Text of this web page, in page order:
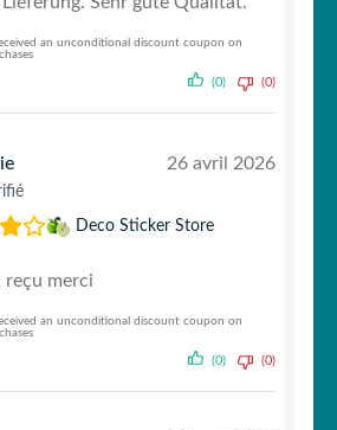
an unconditional discount coupon on
(0) (0)
26 avril 2026
Deco Sticker Store
reçu merci
an unconditional discount coupon on
(0) (0)